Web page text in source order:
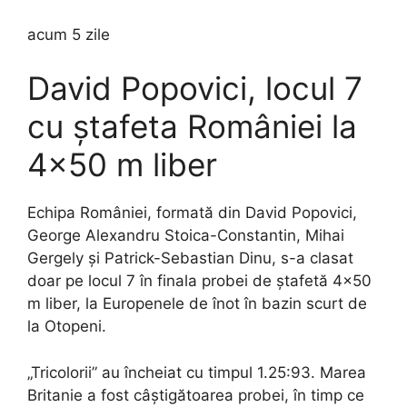
acum 5 zile
David Popovici, locul 7
cu ștafeta României la
4×50 m liber
Echipa României, formată din David Popovici,
George Alexandru Stoica-Constantin, Mihai
Gergely și Patrick-Sebastian Dinu, s-a clasat
doar pe locul 7 în finala probei de ștafetă 4×50
m liber, la Europenele de înot în bazin scurt de
la Otopeni.
„Tricolorii” au încheiat cu timpul 1.25:93. Marea
Britanie a fost câștigătoarea probei, în timp ce